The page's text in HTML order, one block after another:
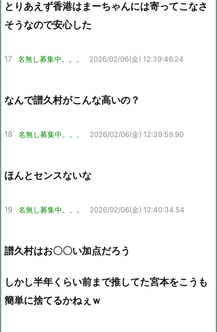
とりあえず香港はまーちゃんには寄ってこなさ
そうなので安心した
17 名無し募集中。。。 2026/02/06(金) 12:39:46.24
なんで譜久村がこんな高いの？
18 名無し募集中。。。 2026/02/06(金) 12:39:59.90
ほんとセンスないな
19 名無し募集中。。。 2026/02/06(金) 12:40:34.54
譜久村はお〇〇い加点だろう
しかし半年くらい前まで推してた宮本をこうも
簡単に捨てるかねぇｗ